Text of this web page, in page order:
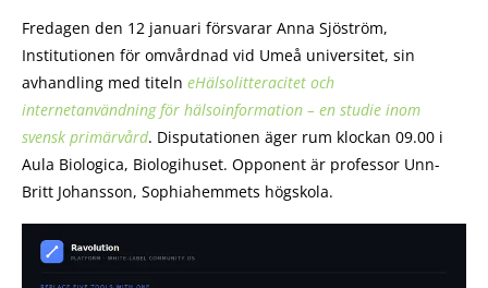
Fredagen den 12 januari försvarar Anna Sjöström,
Institutionen för omvårdnad vid Umeå universitet, sin
avhandling med titeln eHälsolitteracitet och
internetanvändning för hälsoinformation – en studie inom
svensk primärvård. Disputationen äger rum klockan 09.00 i
Aula Biologica, Biologihuset. Opponent är professor Unn-
Britt Johansson, Sophiahemmets högskola.